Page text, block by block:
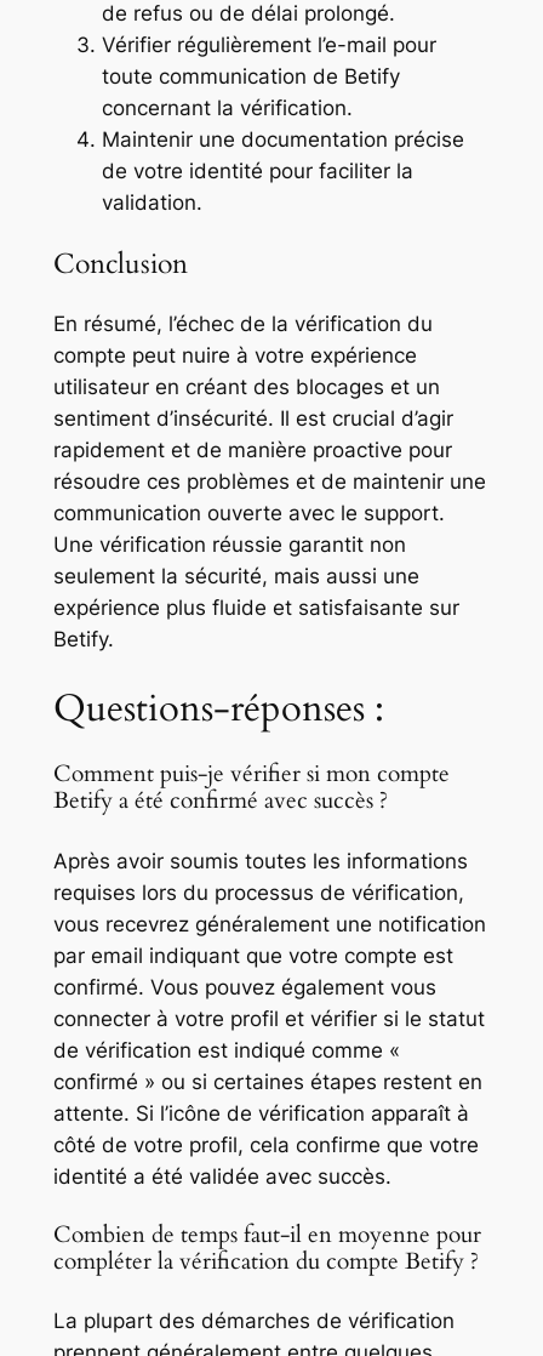
de refus ou de délai prolongé.
Vérifier régulièrement l’e-mail pour
toute communication de Betify
concernant la vérification.
Maintenir une documentation précise
de votre identité pour faciliter la
validation.
Conclusion
En résumé, l’échec de la vérification du
compte peut nuire à votre expérience
utilisateur en créant des blocages et un
sentiment d’insécurité. Il est crucial d’agir
rapidement et de manière proactive pour
résoudre ces problèmes et de maintenir une
communication ouverte avec le support.
Une vérification réussie garantit non
seulement la sécurité, mais aussi une
expérience plus fluide et satisfaisante sur
Betify.
Questions-réponses :
Comment puis-je vérifier si mon compte
Betify a été confirmé avec succès ?
Après avoir soumis toutes les informations
requises lors du processus de vérification,
vous recevrez généralement une notification
par email indiquant que votre compte est
confirmé. Vous pouvez également vous
connecter à votre profil et vérifier si le statut
de vérification est indiqué comme «
confirmé » ou si certaines étapes restent en
attente. Si l’icône de vérification apparaît à
côté de votre profil, cela confirme que votre
identité a été validée avec succès.
Combien de temps faut-il en moyenne pour
compléter la vérification du compte Betify ?
La plupart des démarches de vérification